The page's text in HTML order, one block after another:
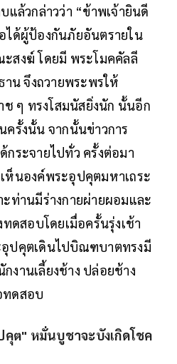
แล้วกล่าวว่า “ข้าพเจ้ายินดี
ได้ผู้ป้องกันภัยอันตรายใน
สงฆ์ โดยมี พระโมคคัลลี
าน จึงถวายพระพรให้
ช ๆ ทรงโสมนัสยิ่งนัก นั้นอีก
ครั้งนั้น จากนั้นข่าวการ
ระจายไปทั่ว ครั้งต่อมา
ห็นองค์พระอุปคุตมหาเถระ
ท่านมีร่างกายผ่ายผอมและ
ดสอบโดยเมื่อครั้นรุ่งเช้า
ปคุตเดินไปบิณฑบาตทรงมี
งานเลี้ยงช้าง ปล่อยช้าง
ทดสอบ